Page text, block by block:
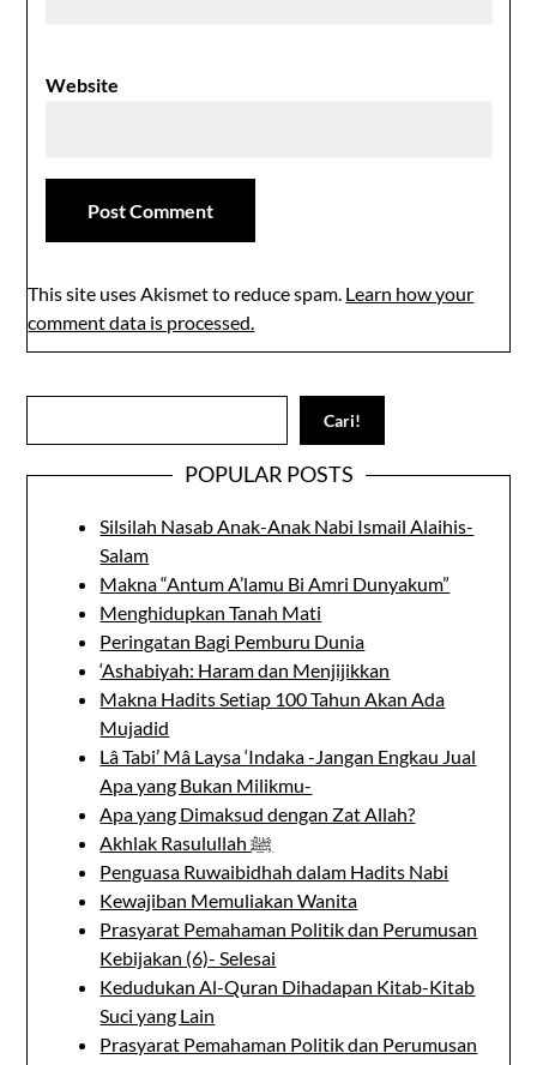
Website
This site uses Akismet to reduce spam. Learn how your
comment data is processed.
Cari!
POPULAR POSTS
Silsilah Nasab Anak-Anak Nabi Ismail Alaihis-
Salam
Makna “Antum A’lamu Bi Amri Dunyakum”
Menghidupkan Tanah Mati
Peringatan Bagi Pemburu Dunia
‘Ashabiyah: Haram dan Menjijikkan
Makna Hadits Setiap 100 Tahun Akan Ada
Mujadid
Lâ Tabi’ Mâ Laysa ‘Indaka -Jangan Engkau Jual
Apa yang Bukan Milikmu-
Apa yang Dimaksud dengan Zat Allah?
Akhlak Rasulullah ﷺ
Penguasa Ruwaibidhah dalam Hadits Nabi
Kewajiban Memuliakan Wanita
Prasyarat Pemahaman Politik dan Perumusan
Kebijakan (6)- Selesai
Kedudukan Al-Quran Dihadapan Kitab-Kitab
Suci yang Lain
Prasyarat Pemahaman Politik dan Perumusan